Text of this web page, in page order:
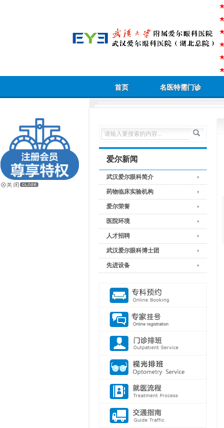
首页 名医特需门诊
爱尔新闻
武汉爱尔眼科简介
药物临床实验机构
爱尔荣誉
医院环境
人才招聘
武汉爱尔眼科博士团
先进设备